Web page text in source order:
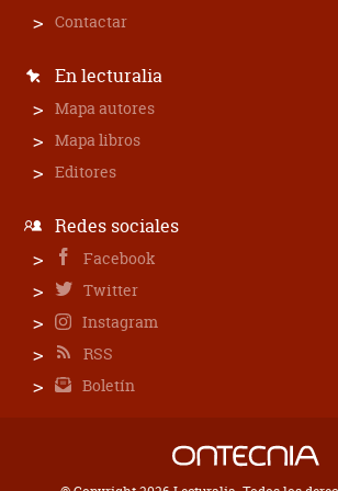
Contactar
En lecturalia
Mapa autores
Mapa libros
Editores
Redes sociales
Facebook
Twitter
Instagram
RSS
Boletín